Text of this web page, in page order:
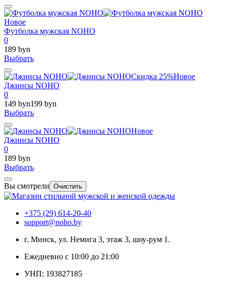
Новое
Футболка мужская NOHO
0
189 byn
Выбрать
Скидка 25%Новое
Джинсы NOHO
0
149 byn199 byn
Выбрать
Новое
Джинсы NOHO
0
189 byn
Выбрать
Вы смотрели Очистить
+375 (29) 614-20-40
support@noho.by
г. Минск, ул. Немига 3, этаж 3, шоу-рум 1.
Ежедневно с 10:00 до 21:00
УНП: 193827185